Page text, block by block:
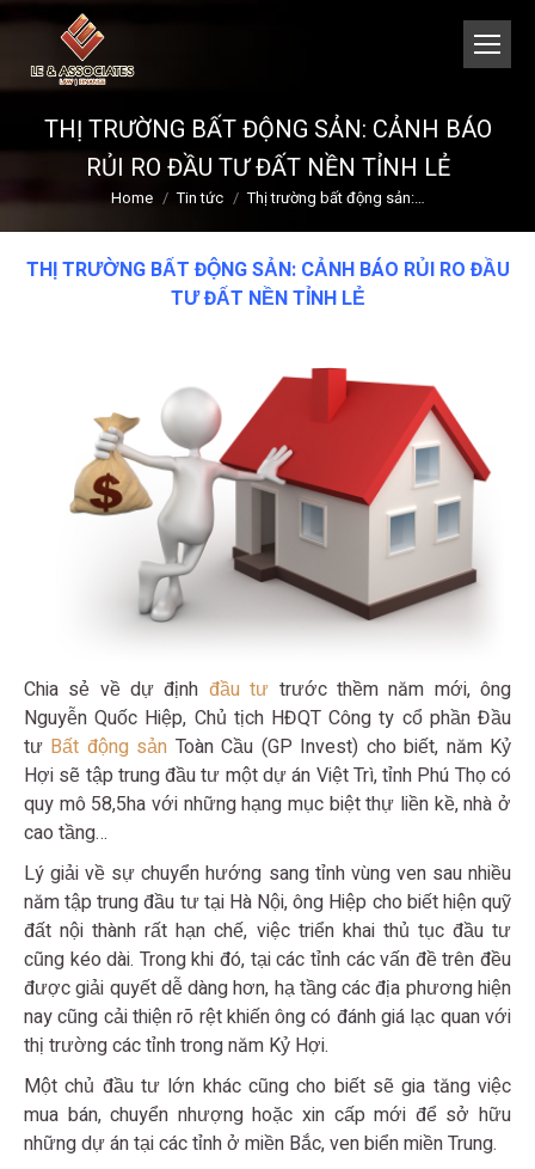
THỊ TRƯỜNG BẤT ĐỘNG SẢN: CẢNH BÁO
RỦI RO ĐẦU TƯ ĐẤT NỀN TỈNH LẺ
You are here:
Home Tin tức Thị trường bất động sản:…
THỊ TRƯỜNG BẤT ĐỘNG SẢN: CẢNH BÁO RỦI RO ĐẦU
TƯ ĐẤT NỀN TỈNH LẺ
Chia sẻ về dự định đầu tư trước thềm năm mới, ông
Nguyễn Quốc Hiệp, Chủ tịch HĐQT Công ty cổ phần Đầu
tư Bất động sản Toàn Cầu (GP Invest) cho biết, năm Kỷ
Hợi sẽ tập trung đầu tư một dự án Việt Trì, tỉnh Phú Thọ có
quy mô 58,5ha với những hạng mục biệt thự liền kề, nhà ở
cao tầng…
Lý giải về sự chuyển hướng sang tỉnh vùng ven sau nhiều
năm tập trung đầu tư tại Hà Nội, ông Hiệp cho biết hiện quỹ
đất nội thành rất hạn chế, việc triển khai thủ tục đầu tư
cũng kéo dài. Trong khi đó, tại các tỉnh các vấn đề trên đều
được giải quyết dễ dàng hơn, hạ tầng các địa phương hiện
nay cũng cải thiện rõ rệt khiến ông có đánh giá lạc quan với
thị trường các tỉnh trong năm Kỷ Hợi.
Một chủ đầu tư lớn khác cũng cho biết sẽ gia tăng việc
mua bán, chuyển nhượng hoặc xin cấp mới để sở hữu
những dự án tại các tỉnh ở miền Bắc, ven biển miền Trung.